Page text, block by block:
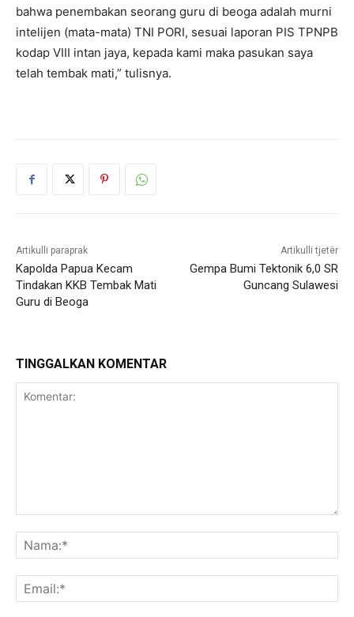
bahwa penembakan seorang guru di beoga adalah murni
intelijen (mata-mata) TNI PORI, sesuai laporan PIS TPNPB
kodap VIII intan jaya, kepada kami maka pasukan saya
telah tembak mati,” tulisnya.
Artikulli paraprak
Kapolda Papua Kecam
Tindakan KKB Tembak Mati
Guru di Beoga
Artikulli tjetër
Gempa Bumi Tektonik 6,0 SR
Guncang Sulawesi
TINGGALKAN KOMENTAR